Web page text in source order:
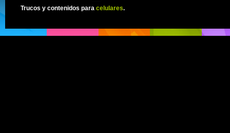
Trucos y contenidos para celulares.